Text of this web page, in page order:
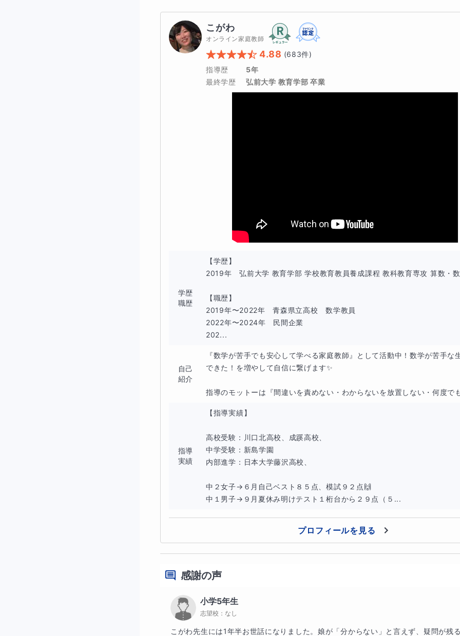
お子さんのつまづいているところを探し、コミュニケーションをとりながら基礎
していきます。
わからないところをしっかり解決してから次に進むので、
たら次へ。スモールステップで知識の定着を図ります。
前回学習した内容を1問程度解いてみて、どのくらい理解できるようになったのか
自学に任せて次の内容に進みます。
3．本授業（35分）
お子さんがつまずいているところに焦点を当てた授業をします。ノートの書き方
◆授業について
①授業（４５分）
Google meetを使用します。
②使用教材
現在使用している学校の教科書やワークを使用します。
基本的には学校から出されている宿題を完璧にしてもらいます。
それができたらこちらからも宿題を出します。
あれもこれも中途半端になることは一番ダメなので、最低限学校の宿題は必ずや
に指導します。
こがわ
オンライン家庭教師
4.88 (683件)
指導歴
5年
最終学歴
弘前大学 教育学部 卒業
学歴
職歴
【学歴】
2019年　弘前大学 教育学部 学校教育教員養成課程 教科教育専攻 算数・
【職歴】
2019年〜2022年　青森県立高校　数学教員
2022年〜2024年　民間企業
202...
自己
紹介
『数学が苦手でも安心して学べる家庭教師』として活動中！数学が苦手な
できた！を増やして自信に繋げます✨
指導のモットーは『間違いを責めない・わからないを放置しない・何度で
指導
実績
【指導実績】
高校受験：川口北高校、成蹊高校、
中学受験：新島学園
内部進学：日本大学藤沢高校、
中２女子→６月自己ベスト８５点、模試９２点🙌
中１男子→９月夏休み明けテスト１桁台から２９点（５...
プロフィールを見る
感謝の声
小学5年生
志望校： なし
こがわ先生には1年半お世話になりました。娘が「分からない」と言えず、疑問が残